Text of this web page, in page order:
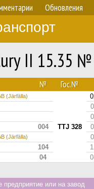
Обновления
II 15.35 №
№ Гос.№
(Järfälla)
TTJ 328
004
(Järfälla)
104
04
или на завод